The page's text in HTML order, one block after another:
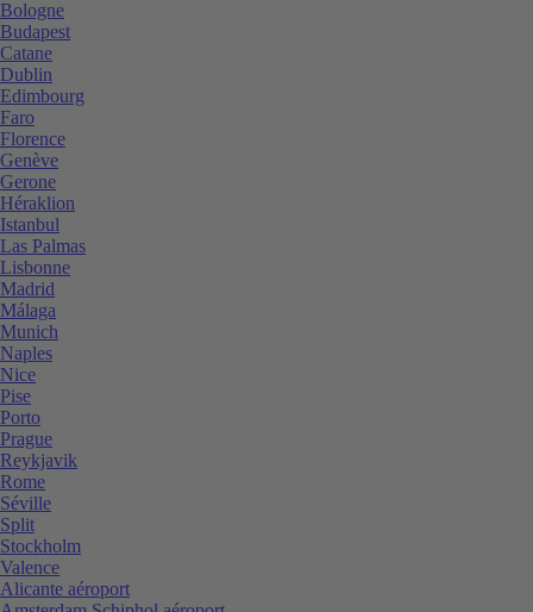
Bologne
Budapest
Catane
Dublin
Edimbourg
Faro
Florence
Genève
Gerone
Héraklion
Istanbul
Las Palmas
Lisbonne
Madrid
Málaga
Munich
Naples
Nice
Pise
Porto
Prague
Reykjavik
Rome
Séville
Split
Stockholm
Valence
Alicante aéroport